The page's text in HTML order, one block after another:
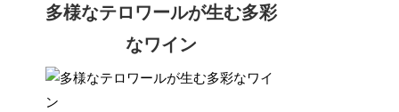
多様なテロワールが生む多彩
なワイン